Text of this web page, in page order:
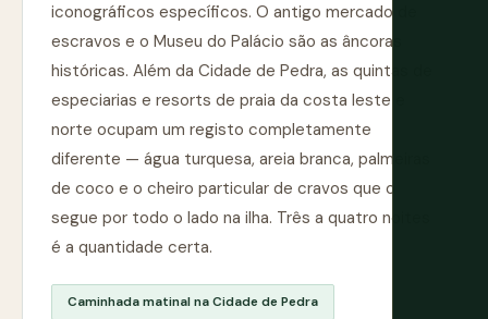
iconográficos específicos. O antigo mercado de
escravos e o Museu do Palácio são as âncoras
históricas. Além da Cidade de Pedra, as quintas de
especiarias e resorts de praia da costa leste e
norte ocupam um registo completamente
diferente — água turquesa, areia branca, palmeiras
de coco e o cheiro particular de cravos que o
segue por todo o lado na ilha. Três a quatro noites
é a quantidade certa.
Caminhada matinal na Cidade de Pedra